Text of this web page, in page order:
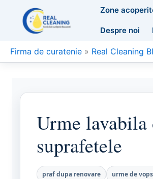
content
Zone
Despre noi
Firma de curatenie » Real Cleaning
Urme lavabila
suprafetele
praf dupa renovare urme de